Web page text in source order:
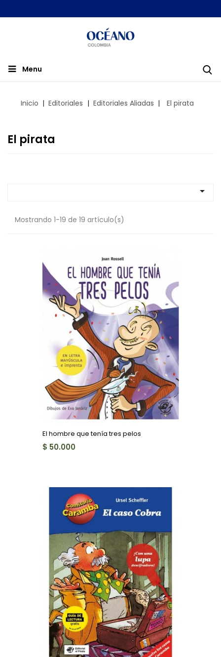
Menu
Inicio Editoriales Editoriales Aliadas El pirata
El pirata

Mostrando 1-19 de 19 artículo(s)
El hombre que tenía tres pelos
$ 50.000